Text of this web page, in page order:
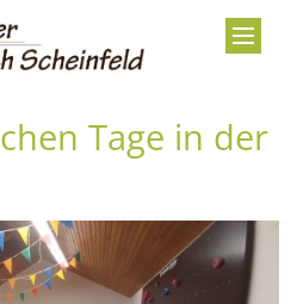
Tage in der